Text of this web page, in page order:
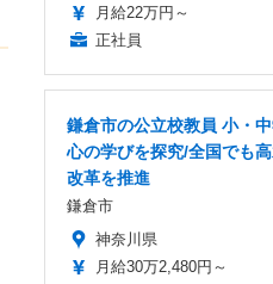
月給22万円～
正社員
鎌倉市の公立校教員 小・
心の学びを探究/全国でも
改革を推進
鎌倉市
神奈川県
月給30万2,480円～